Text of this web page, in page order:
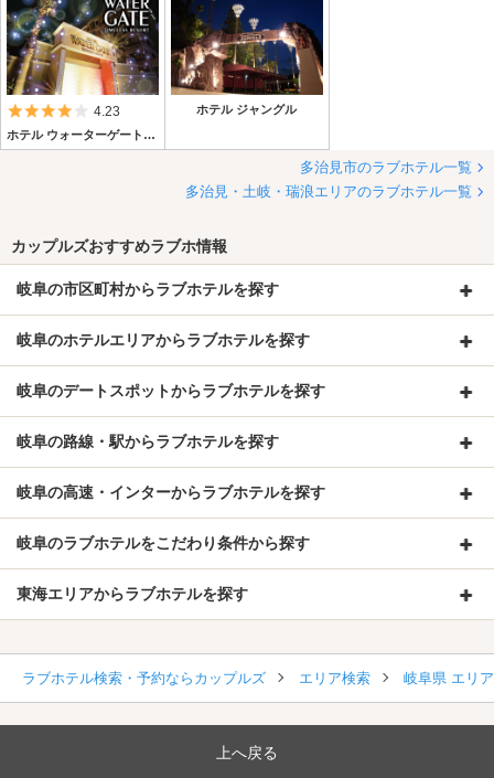
5つ星のうち4
4.23
ホテル ウォーターゲート多治見
ホテル ジャングル
多治見市のラブホテル一覧
多治見・土岐・瑞浪エリアのラブホテル一覧
カップルズおすすめラブホ情報
岐阜の市区町村からラブホテルを探す
岐阜のホテルエリアからラブホテルを探す
岐阜のデートスポットからラブホテルを探す
岐阜の路線・駅からラブホテルを探す
岐阜の高速・インターからラブホテルを探す
岐阜のラブホテルをこだわり条件から探す
東海エリアからラブホテルを探す
ラブホテル検索・予約ならカップルズ エリア検索 岐阜県 エリ
上へ戻る